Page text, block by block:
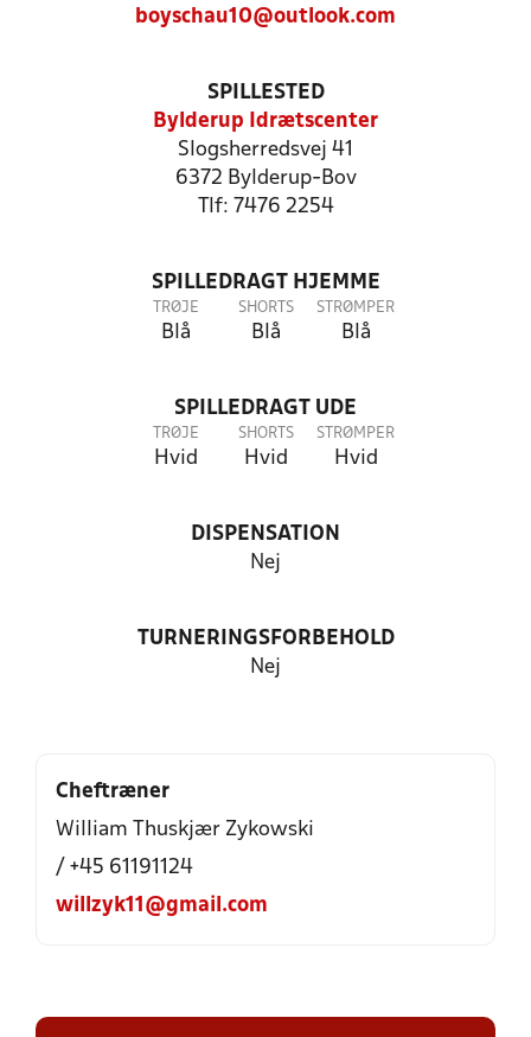
boyschau10@outlook.com
SPILLESTED
Bylderup Idrætscenter
Slogsherredsvej 41
6372 Bylderup-Bov
Tlf: 7476 2254
SPILLEDRAGT HJEMME
TRØJE
Blå
SHORTS
Blå
STRØMPER
Blå
SPILLEDRAGT UDE
TRØJE
Hvid
SHORTS
Hvid
STRØMPER
Hvid
DISPENSATION
Nej
TURNERINGSFORBEHOLD
Nej
Cheftræner
William Thuskjær Zykowski
/ +45 61191124
willzyk11@gmail.com